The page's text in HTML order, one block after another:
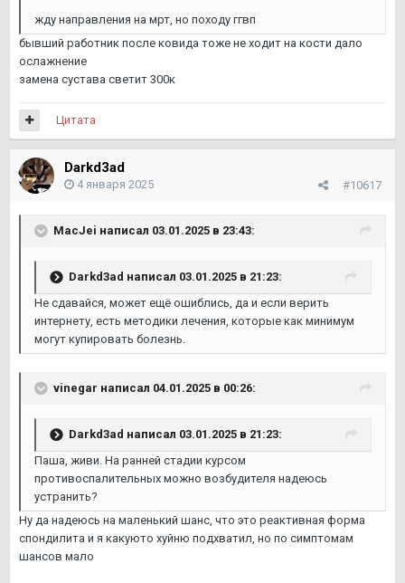
жду направления на мрт, но походу ггвп
бывший работник после ковида тоже не ходит на кости дало
ослажнение
замена сустава светит 300к
Цитата
Darkd3ad
#10617
4 января 2025
MacJei написал 03.01.2025 в 23:43:
Darkd3ad написал 03.01.2025 в 21:23:
Не сдавайся, может ещё ошиблись, да и если верить
интернету, есть методики лечения, которые как минимум
могут купировать болезнь.
vinegar написал 04.01.2025 в 00:26:
Darkd3ad написал 03.01.2025 в 21:23:
Паша, живи. На ранней стадии курсом
противоспалительных можно возбудителя надеюсь
устранить?
Ну да надеюсь на маленький шанс, что это реактивная форма
спондилита и я какуюто хуйню подхватил, но по симптомам
шансов мало